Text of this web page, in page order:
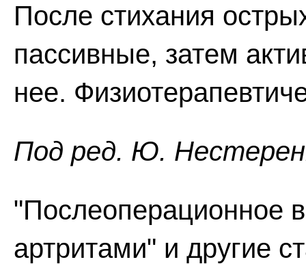
После стихания
пассивные, затем
нее.
Под ред. Ю.
"Послеоперационное
артритами" и другие